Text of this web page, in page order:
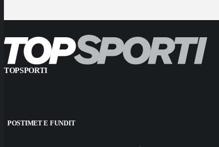
TOPSPORTI
POSTIMET E FUNDIT